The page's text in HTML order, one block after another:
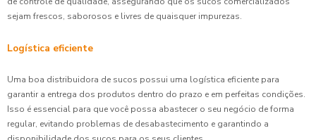
sejam frescos, saborosos e livres de quaisquer impurezas.
Logística eficiente
Uma boa distribuidora de sucos possui uma logística eficiente para
garantir a entrega dos produtos dentro do prazo e em perfeitas condições.
Isso é essencial para que você possa abastecer o seu negócio de forma
regular, evitando problemas de desabastecimento e garantindo a